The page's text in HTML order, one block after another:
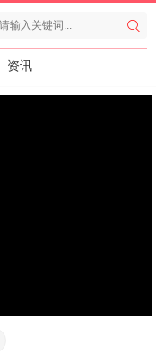
资讯